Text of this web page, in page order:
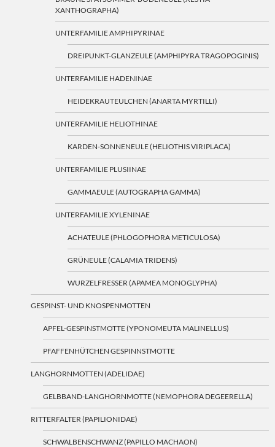
XANTHOGRAPHA)
UNTERFAMILIE AMPHIPYRINAE
DREIPUNKT-GLANZEULE (AMPHIPYRA TRAGOPOGINIS)
UNTERFAMILIE HADENINAE
HEIDEKRAUTEULCHEN (ANARTA MYRTILLI)
UNTERFAMILIE HELIOTHINAE
KARDEN-SONNENEULE (HELIOTHIS VIRIPLACA)
UNTERFAMILIE PLUSIINAE
GAMMAEULE (AUTOGRAPHA GAMMA)
UNTERFAMILIE XYLENINAE
ACHATEULE (PHLOGOPHORA METICULOSA)
GRÜNEULE (CALAMIA TRIDENS)
WURZELFRESSER (APAMEA MONOGLYPHA)
GESPINST- UND KNOSPENMOTTEN
APFEL-GESPINSTMOTTE (YPONOMEUTA MALINELLUS)
PFAFFENHÜTCHEN GESPINNSTMOTTE
LANGHORNMOTTEN (ADELIDAE)
GELBBAND-LANGHORNMOTTE (NEMOPHORA DEGEERELLA)
RITTERFALTER (PAPILIONIDAE)
SCHWALBENSCHWANZ (PAPILLO MACHAON)